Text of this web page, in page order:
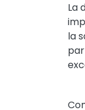
La
la